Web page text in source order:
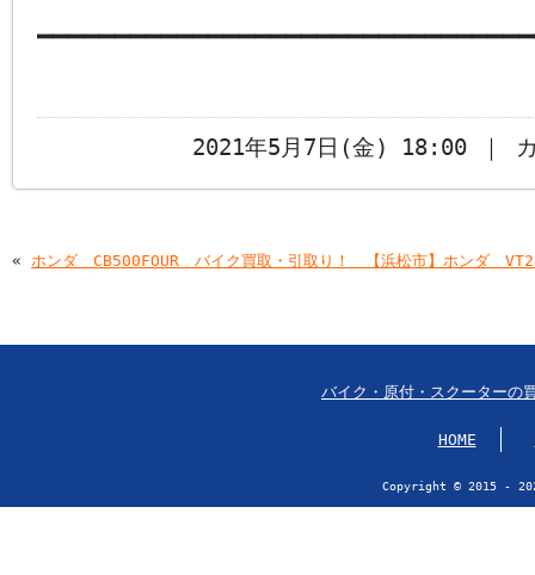
2021年5月7日(金) 18:00 ｜ カ
« ホンダ CB500FOUR バイク買取・引取り！ 【浜松市】 ホンダ
バイク・原付・スクーターの
HOME
Copyright © 2015 -